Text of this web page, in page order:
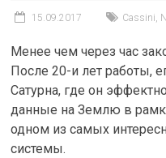
15.09.2017 Cassini,
Менее чем через час
После 20-и лет работы,
Сатурна, где он
данные на Землю в
одном из самых
системы.